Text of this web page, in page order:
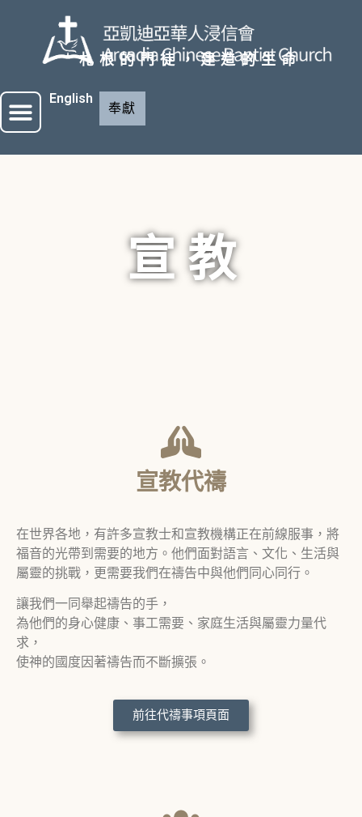
札根的門徒，建造的生命
English
奉獻
宣 教
宣教代禱
在世界各地，有許多宣教士和宣教機構正在前線服事，將
福音的光帶到需要的地方。他們面對語言、文化、生活與
屬靈的挑戰，更需要我們在禱告中與他們同心同行。
讓我們一同舉起禱告的手，
為他們的身心健康、事工需要、家庭生活與屬靈力量代
求，
使神的國度因著禱告而不斷擴張。
前往代禱事項頁面